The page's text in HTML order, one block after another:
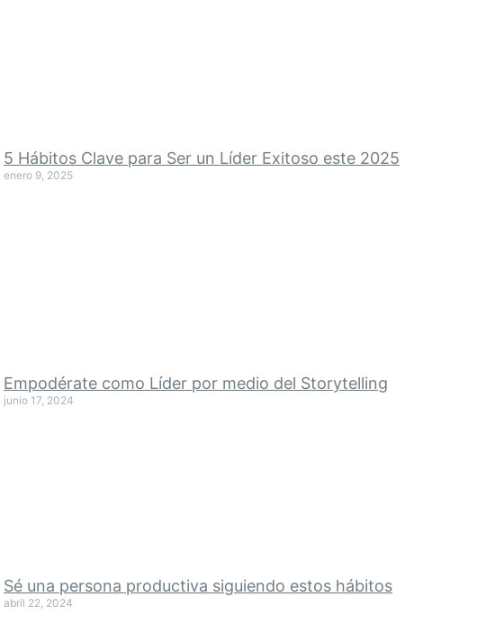
5 Hábitos Clave para Ser un Líder Exitoso este 2025
enero 9, 2025
Empodérate como Líder por medio del Storytelling
junio 17, 2024
Sé una persona productiva siguiendo estos hábitos
abril 22, 2024